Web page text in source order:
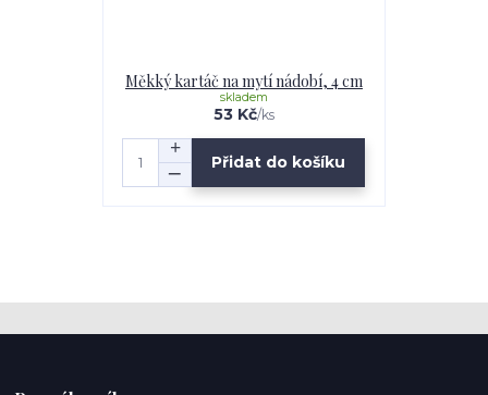
Měkký kartáč na mytí nádobí, 4 cm
53 Kč/ks
skladem
Přidat do košíku